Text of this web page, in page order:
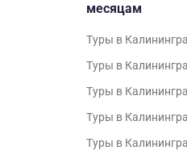
месяцам
Туры в
Туры в
Туры в
Туры в
Туры в